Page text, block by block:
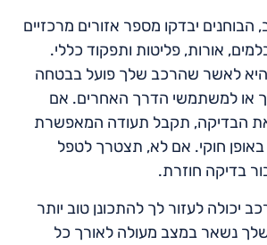
יבדקו מספר אזורים מרכזיים
אורות, פליטות ותפקוד כללי.
לאשר שהרכב שלך פועל בבטחה
לך או למשתמשי הדרך האחרים. אם
הבדיקה, תקבל תעודה המאפשרת
חוקי. אם לא, תצטרך לטפל
בדיקה חוזרת.
יכולה לעזור לך להתכונן טוב יותר
נשאר במצב מעולה לאורך כל